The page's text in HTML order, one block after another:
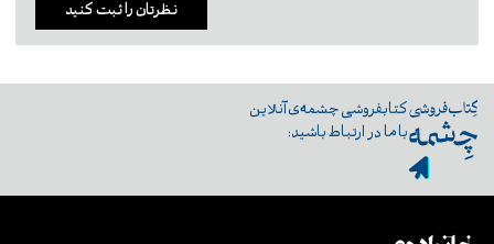
نظرتان را ثبت کنید
کتابفروشی چشمه‌ی آنلاین
با ما در ارتباط باشید: